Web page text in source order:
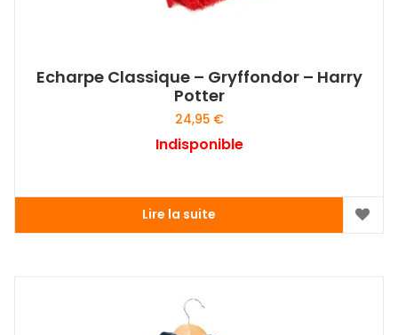
Echarpe Classique – Gryffondor – Harry
Potter
24,95 €
Indisponible
Lire la suite